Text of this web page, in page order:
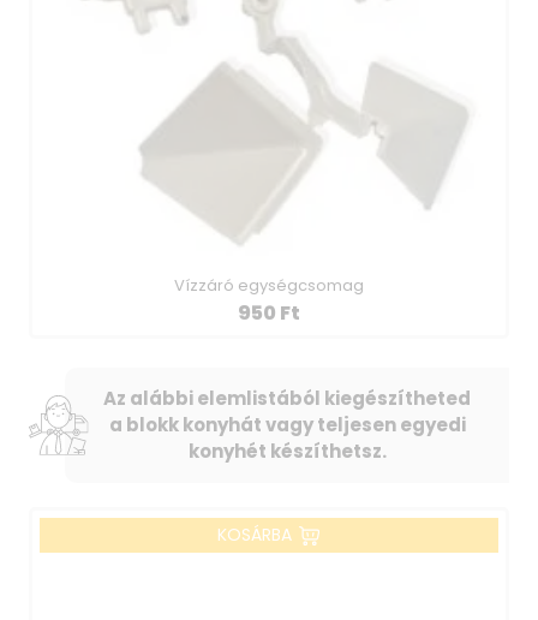
Vízzáró egységcsomag
950 Ft
Az alábbi elemlistából kiegészítheted
a blokk konyhát vagy teljesen egyedi
konyhét készíthetsz.
KOSÁRBA